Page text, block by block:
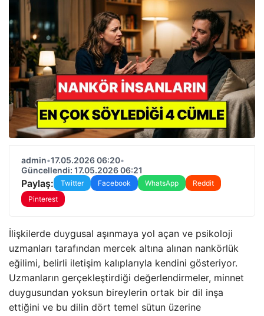
admin•17.05.2026 06:20•
Güncellendi: 17.05.2026 06:21
Paylaş: Twitter Facebook WhatsApp
Reddit
Pinterest
İlişkilerde duygusal aşınmaya yol açan ve psikoloji
uzmanları tarafından mercek altına alınan nankörlük
eğilimi, belirli iletişim kalıplarıyla kendini gösteriyor.
Uzmanların gerçekleştirdiği değerlendirmeler, minnet
duygusundan yoksun bireylerin ortak bir dil inşa
ettiğini ve bu dilin dört temel sütun üzerine